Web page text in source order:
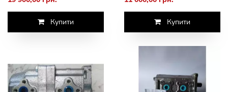
Купити Купити